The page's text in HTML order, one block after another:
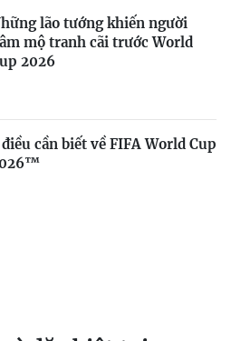
lão tướng khiến người
mộ tranh cãi trước World
2026
điều cần biết về FIFA World Cup